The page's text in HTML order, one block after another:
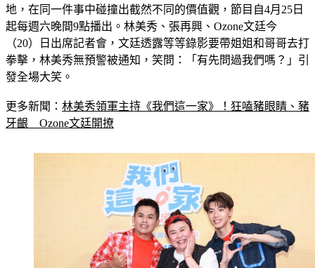
地，在同一件事中碰撞出截然不同的價值觀，節目自4月25日
起每週六晚間9點播出。林美秀、張再興、Ozone文廷今
（20）日出席記者會，文廷透露等等錄影要帶姐姐和哥哥去打
拳擊，林美秀無預警被通知，笑問：「有先問過我們嗎？」引
發全場大笑。
更多新聞： 林美秀領軍主持《我們這一家》！狂嗑豬眼睛、豬
牙齦　Ozone文廷開撩